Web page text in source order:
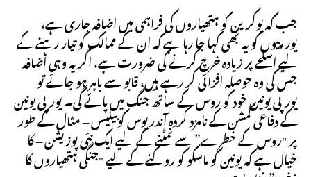
جب کہ یوکرین کو ہتھیاروں کی فراہمی میں اضافہ جاری ہے،
یورپیوں کو یہ بھی کہا جا رہا ہے کہ ان کے ممالک کو تیار رہنے کے
لیے اسلحے پر زیادہ خرچ کرنے کی ضرورت ہے، اگر یہ وہی اضافہ
جس کی وہ حوصلہ افزائی کر رہے ہیں، قابو سے باہر ہو جائے تو
یورپی یونین خود کو روس کے ساتھ جنگ ​​میں پائے گی۔ یورپی یونین
کے دفاعی کمشن کے نامزد کردہ آندریوس کوبیلیس – مثال کے طور
پر "روس کے خطرے” سے نمٹنے کے لیے ایک نئی پوزیشن – کا
خیال ہے کہ یونین کو ماسکو کو روکنے کے لیے "جنگی ہتھیاروں کا